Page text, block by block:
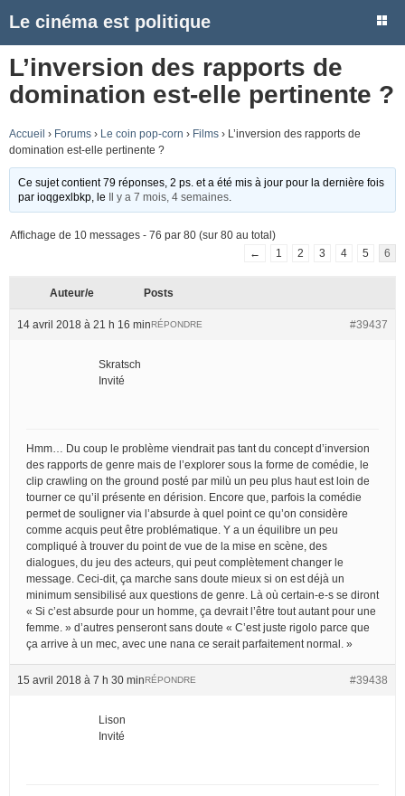
Le cinéma est politique
L’inversion des rapports de
domination est-elle pertinente ?
Accueil › Forums › Le coin pop-corn › Films › L’inversion des rapports de
domination est-elle pertinente ?
Ce sujet contient 79 réponses, 2 ps. et a été mis à jour pour la dernière fois
parioqgexlbkp , le Il y a 7 mois, 4 semaines
Affichage de 10 messages - 76 par 80 (sur 80 au total)
←
1 2 3 4 5 6
Auteur/e Posts
14 avril 2018 à 21 h 16 min #39437
RÉPONDRE
Skratsch
Invité
Hmm… Du coup le problème viendrait pas tant du concept d’inversion
des rapports de genre mais de l’explorer sous la forme de comédie, le
clip crawling on the ground posté par milù un peu plus haut est loin de
tourner ce qu’il présente en dérision. Encore que, parfois la comédie
permet de souligner via l’absurde à quel point ce qu’on considère
comme acquis peut être problématique. Y a un équilibre un peu
compliqué à trouver du point de vue de la mise en scène, des
dialogues, du jeu des acteurs, qui peut complètement changer le
message. Ceci-dit, ça marche sans doute mieux si on est déjà un
minimum sensibilisé aux questions de genre. Là où certain-e-s se diront
« Si c’est absurde pour un homme, ça devrait l’être tout autant pour une
femme. » d’autres penseront sans doute « C’est juste rigolo parce que
ça arrive à un mec, avec une nana ce serait parfaitement normal. »
15 avril 2018 à 7 h 30 min #39438
RÉPONDRE
Lison
Invité